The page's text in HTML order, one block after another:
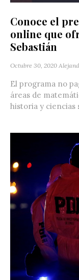
Conoce el
online que
Sebastián
Octubre 30, 2020
El programa no
áreas de
historia y ciencias